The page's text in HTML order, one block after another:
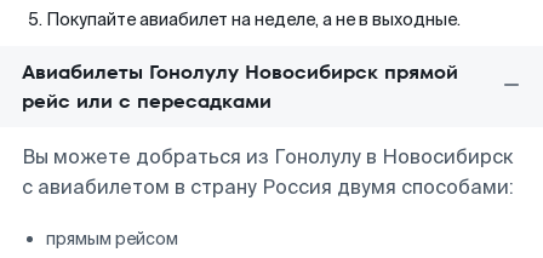
Покупайте авиабилет на неделе, а не в выходные.
Авиабилеты Гонолулу Новосибирск прямой
рейс или с пересадками
Вы можете добраться из Гонолулу в Новосибирск
с авиабилетом в страну Россия двумя способами:
прямым рейсом